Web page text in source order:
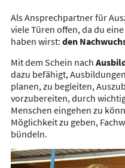
Als Ansprechpartner für
viele Türen offen, da du
haben wirst: den
Mit dem Schein nach
dazu befähigt,
planen, zu begleiten,
vorzubereiten, durch
Menschen eingehen zu
Möglichkeit zu geben,
bündeln.